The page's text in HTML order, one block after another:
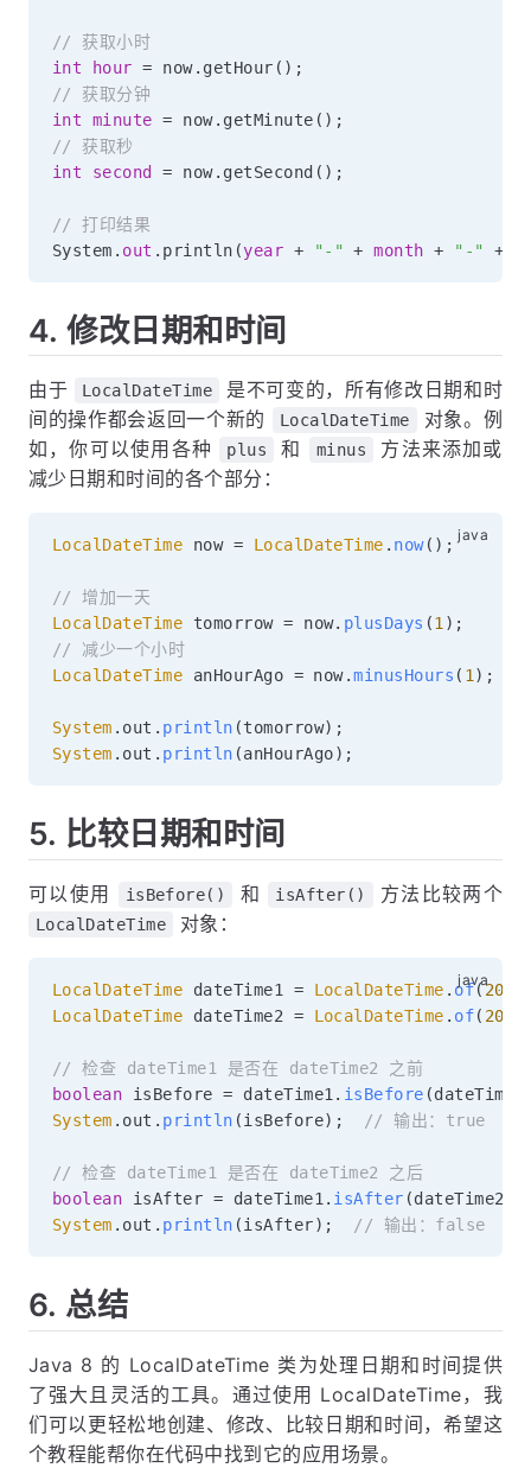
// 获取小时
int
hour = now. getHour ( ) ;
// 获取分钟
int
minute = now. getMinute ( ) ;
// 获取秒
int
second = now. getSecond ( ) ;
// 打印结果
System . out . println (year + "-" + month + "-" +
4. 修改日期和时间
由于 LocalDateTime
是不可变的，所有修改日期和时
间的操作都会返回一个新的
LocalDateTime
对象。例
如，你可以使用各种
plus 和 minus
方法来添加或
减少日期和时间的各个部分：
LocalDateTime now = LocalDateTime . now( ) ;
// 增加一天
LocalDateTime tomorrow = now. plusDays (1) ;
// 减少一个小时
LocalDateTime anHourAgo = now.minusHours ( 1) ;
System . out . println (tomorrow) ;
System . out . println (anHourAgo) ;
5. 比较日期和时间
可以使用 isBefore() 和 isAfter() 方法比较两个
LocalDateTime 对象：
LocalDateTime dateTime1 = LocalDateTime . of(2023
LocalDateTime dateTime2 = LocalDateTime . of( 2023
// 检查 dateTime1 是否在 dateTime2 之前
boolean isBefore = dateTime1. isBefore (dateTime2
System . out . println (isBefore) ; // 输出：true
// 检查 dateTime1 是否在 dateTime2 之后
boolean isAfter = dateTime1. isAfter (dateTime2
System . out . println (isAfter) ; // 输出：false
6. 总结
Java 8 的 LocalDateTime 类为处理日期和时间提供
了强大且灵活的工具。通过使用 LocalDateTime，我
们可以更轻松地创建、修改、比较日期和时间，希望这
个教程能帮你在代码中找到它的应用场景。